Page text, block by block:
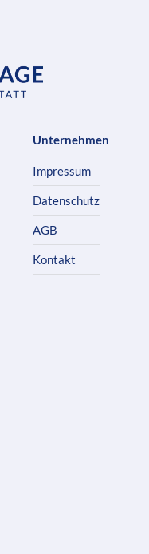
Unternehmen
Impressum
Datenschutz
AGB
Kontakt